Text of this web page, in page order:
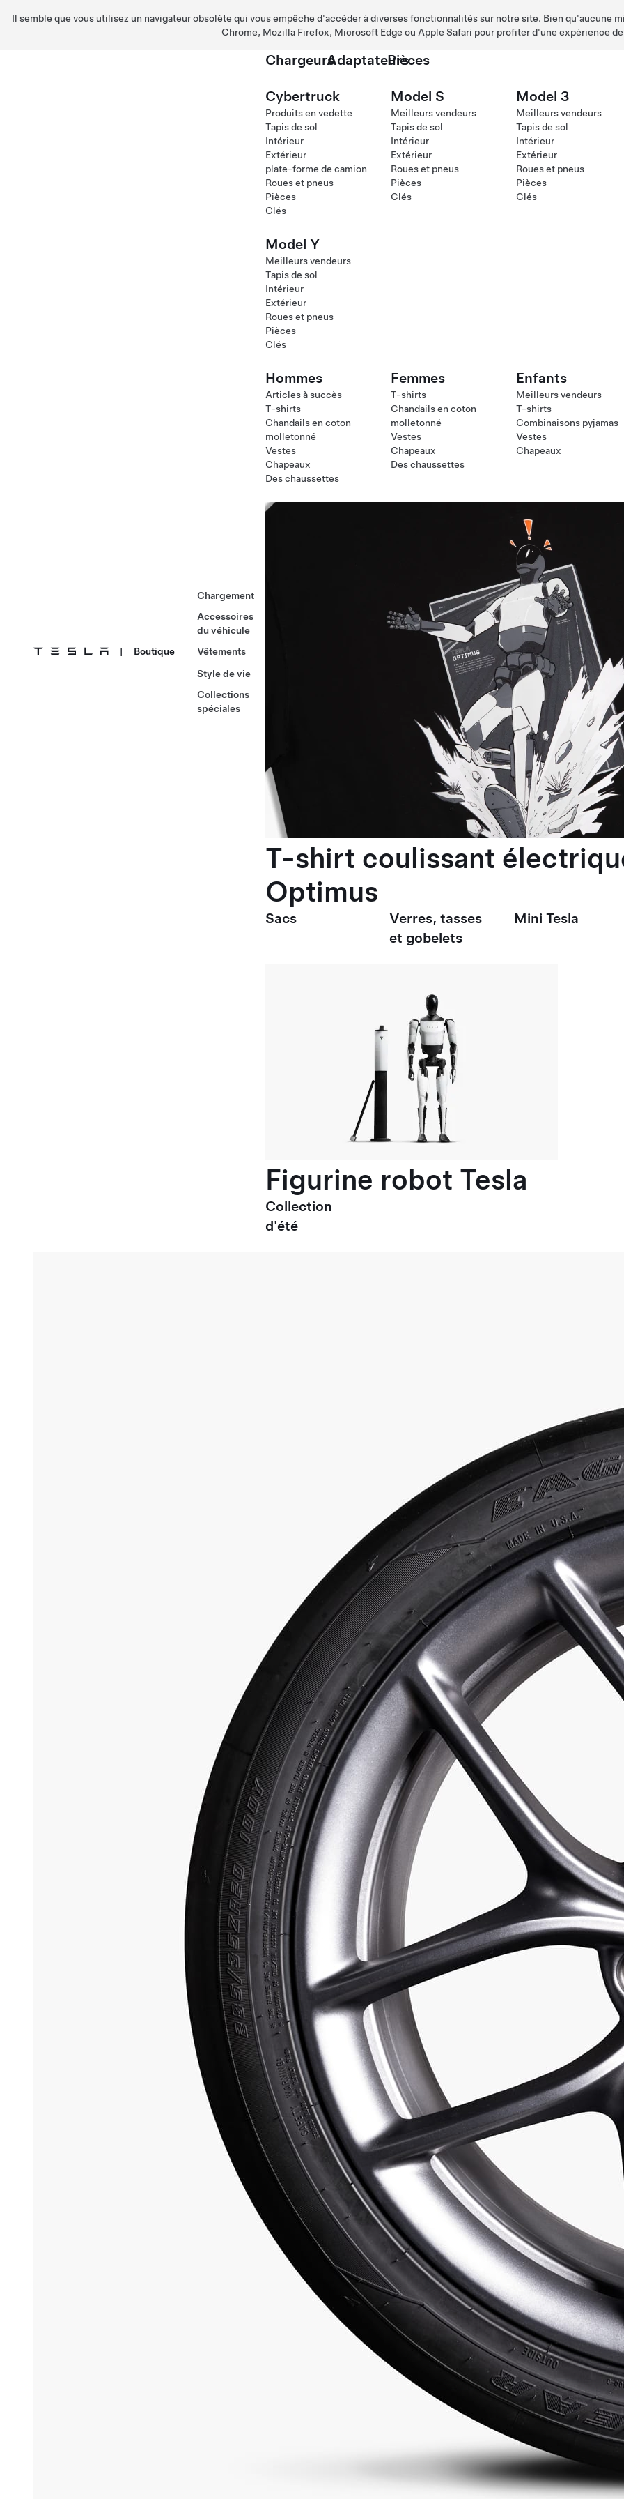
Il semble que vous utilisez un navigateur obsolète qui vous empêche d'accéder à diverses fonctionnalités sur notre site. Bien qu'aucune
Chrome, Mozilla Firefox, Microsoft Edge ou Apple Safari pour profiter d'une expérience
| Boutique
Chargement
Accessoires
du véhicule
Vêtements
Style de vie
Collections
spéciales
ChargeursAdaptateursPièces
Cybertruck
Produits en vedette
Tapis de sol
Intérieur
Extérieur
plate-forme de camion
Roues et pneus
Pièces
Clés
Model S
Meilleurs vendeurs
Tapis de sol
Intérieur
Extérieur
Roues et pneus
Pièces
Clés
Model 3
Meilleurs vendeurs
Tapis de sol
Intérieur
Extérieur
Roues et pneus
Pièces
Clés
Model Y
Meilleurs vendeurs
Tapis de sol
Intérieur
Extérieur
Roues et pneus
Pièces
Clés
Hommes
Articles à succès
T-shirts
Chandails en coton
molletonné
Vestes
Chapeaux
Des chaussettes
Femmes
T-shirts
Chandails en coton
molletonné
Vestes
Chapeaux
Des chaussettes
Enfants
Meilleurs vendeurs
T-shirts
Combinaisons pyjamas
Vestes
Chapeaux
T-shirt coulissant
Optimus
Sacs
Verres, tasses
et gobelets
Mini Tesla
Figurine robot Tesla
Collection
d'été